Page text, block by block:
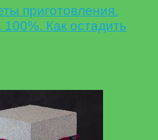
приготовления.
Как остадить